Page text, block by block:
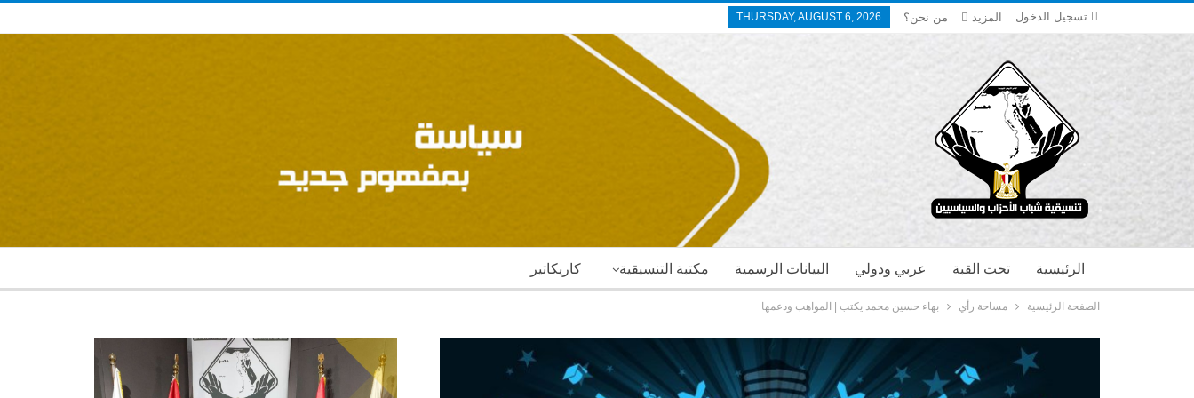
تسجيل الدخول THURSDAY, AUGUST 6, 2026 من نحن؟ المزيد
كاريكاتير مكتبة التنسيقية البيانات الرسمية عربي ودولي تحت القبة الرئيسية
الصفحة الرئيسية مساحة رأي بهاء حسين محمد يكتب | المواهب ودعمها